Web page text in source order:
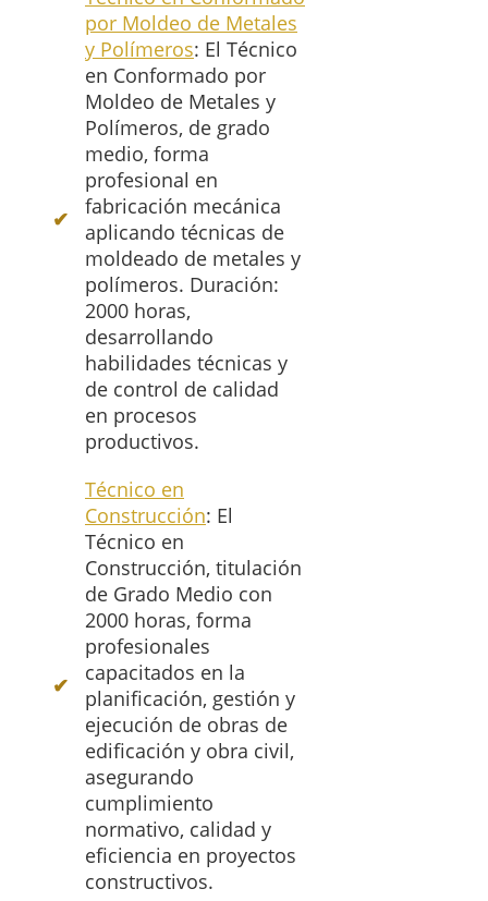
por Moldeo de Metales
y Polímeros: El Técnico
en Conformado por
Moldeo de Metales y
Polímeros, de grado
medio, forma
profesional en
fabricación mecánica
aplicando técnicas de
moldeado de metales y
polímeros. Duración:
2000 horas,
desarrollando
habilidades técnicas y
de control de calidad
en procesos
productivos.
Técnico en
Construcción: El
Técnico en
Construcción, titulación
de Grado Medio con
2000 horas, forma
profesionales
capacitados en la
planificación, gestión y
ejecución de obras de
edificación y obra civil,
asegurando
cumplimiento
normativo, calidad y
eficiencia en proyectos
constructivos.